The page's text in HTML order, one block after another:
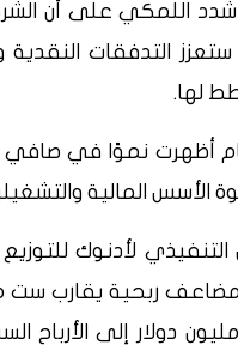
شدد اللمكي على أن
الصفقة ستعزز التدفقات
لها.
المالية
لأدنوك
مضاعف ربحية يقارب
مع توقعات بإضافة ما بين 30 و40 مليون